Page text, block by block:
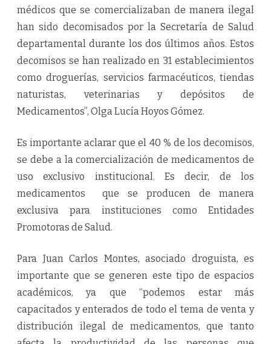
médicos que se comercializaban de manera ilegal
han sido decomisados por la Secretaría de Salud
departamental durante los dos últimos años. Estos
decomisos se han realizado en 31 establecimientos
como droguerías, servicios farmacéuticos, tiendas
naturistas, veterinarias y depósitos de
Medicamentos”, Olga Lucía Hoyos Gómez.
Es importante aclarar que el 40 % de los decomisos,
se debe a la comercialización de medicamentos de
uso exclusivo institucional. Es decir, de los
medicamentos que se producen de manera
exclusiva para instituciones como Entidades
Promotoras de Salud.
Para Juan Carlos Montes, asociado droguista, es
importante que se generen este tipo de espacios
académicos, ya que “podemos estar más
capacitados y enterados de todo el tema de venta y
distribución ilegal de medicamentos, que tanto